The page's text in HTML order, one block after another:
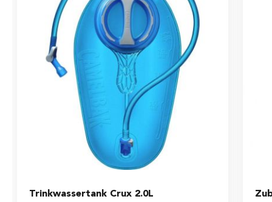
Trinkwassertank Crux 2.0L